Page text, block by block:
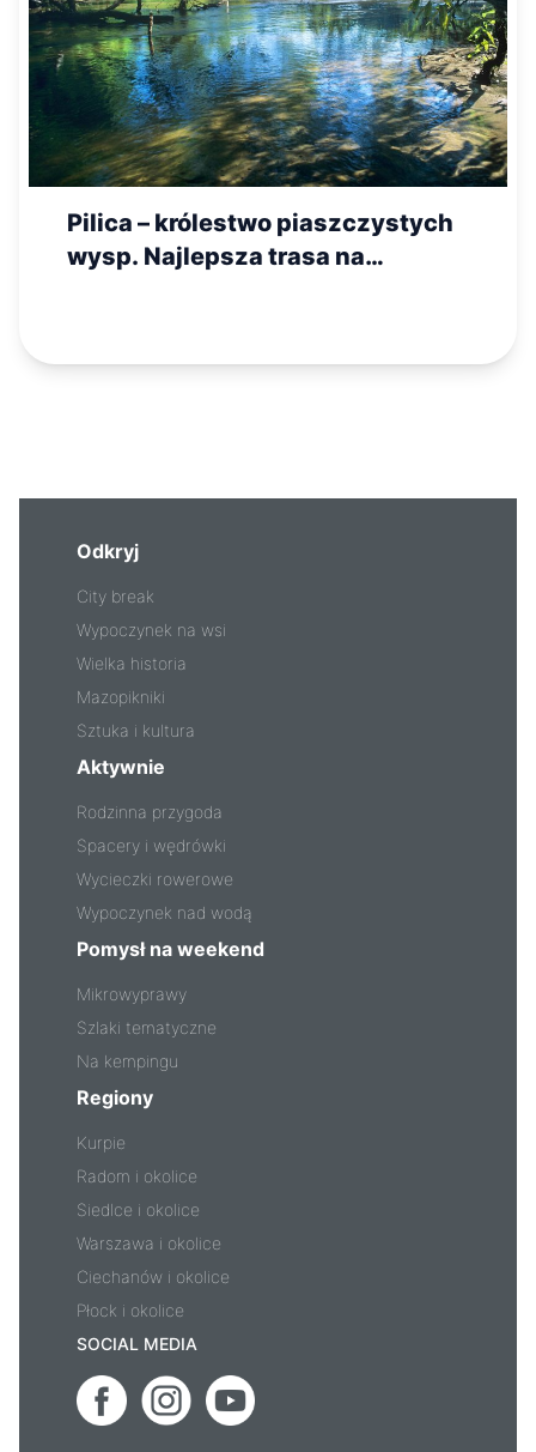
Pilica – królestwo piaszczystych
wysp. Najlepsza trasa na
Odkryj
City break
Wypoczynek na wsi
Wielka historia
Mazopikniki
Sztuka i kultura
Aktywnie
Rodzinna przygoda
Spacery i wędrówki
Wycieczki rowerowe
Wypoczynek nad wodą
Pomysł na weekend
Mikrowyprawy
Szlaki tematyczne
Na kempingu
Regiony
Kurpie
Radom i okolice
Siedlce i okolice
Warszawa i okolice
Ciechanów i okolice
Płock i okolice
SOCIAL MEDIA